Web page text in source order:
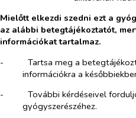
Mielőtt elkezdi szedni ezt a
az alábbi betegtájékoztatót,
információkat tartalmaz.
-​
Tartsa meg a
információkra a
-​
További kérdéseivel
gyógyszerészéhez.